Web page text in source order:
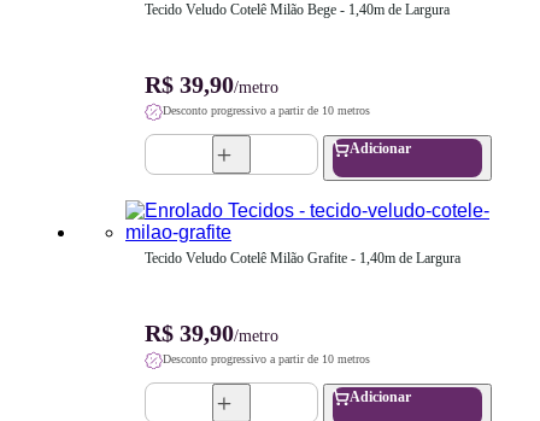
Tecido Veludo Cotelê Milão Bege - 1,40m de Largura
R$ 39,90/metro
Desconto progressivo a partir de 10 metros
Adicionar
Tecido Veludo Cotelê Milão Grafite - 1,40m de Largura
R$ 39,90/metro
Desconto progressivo a partir de 10 metros
Adicionar